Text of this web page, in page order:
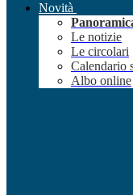
Novità
Le notizie
Le circolari
Calendario
Albo online